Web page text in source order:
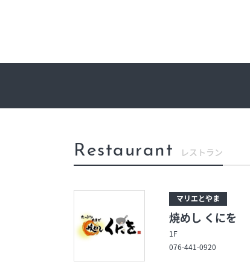
オフィシャルアカウント エムプ
ショップ求人情報
Restaurant レストラン
マリエとやま
焼めし くにを
1F
076-441-0920